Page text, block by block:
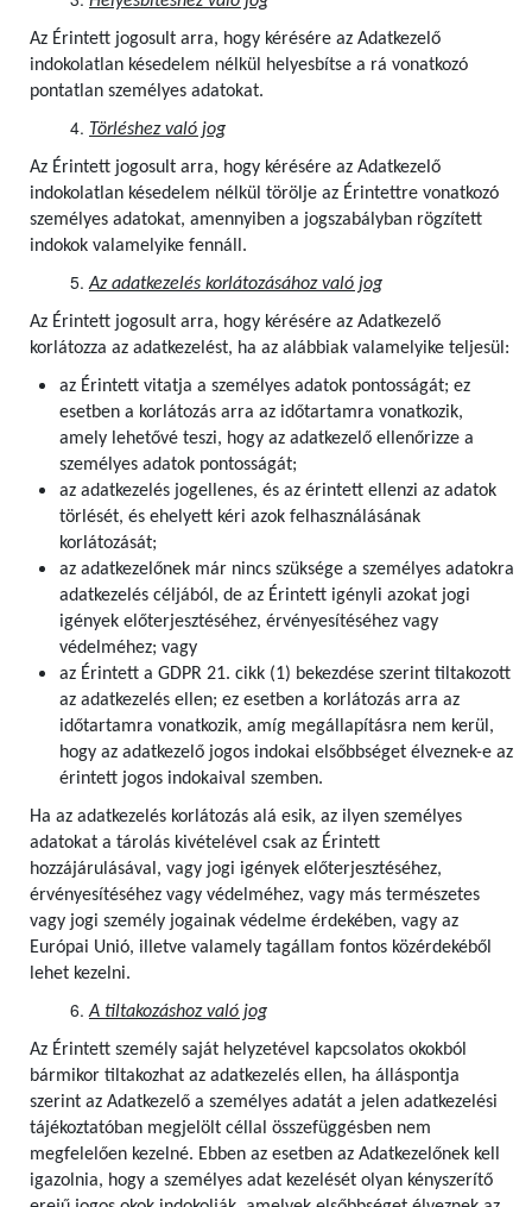
Az Érintett jogosult arra, hogy kérésére az Adatkezelő
indokolatlan késedelem nélkül helyesbítse a rá vonatkozó
pontatlan személyes adatokat.
Törléshez való jog
Az Érintett jogosult arra, hogy kérésére az Adatkezelő
indokolatlan késedelem nélkül törölje az Érintettre vonatkozó
személyes adatokat, amennyiben a jogszabályban rögzített
indokok valamelyike fennáll.
Az adatkezelés korlátozásához való jog
Az Érintett jogosult arra, hogy kérésére az Adatkezelő
korlátozza az adatkezelést, ha az alábbiak valamelyike teljesül:
az Érintett vitatja a személyes adatok pontosságát; ez
esetben a korlátozás arra az időtartamra vonatkozik,
amely lehetővé teszi, hogy az adatkezelő ellenőrizze a
személyes adatok pontosságát;
az adatkezelés jogellenes, és az érintett ellenzi az adatok
törlését, és ehelyett kéri azok felhasználásának
korlátozását;
az adatkezelőnek már nincs szüksége a személyes adatokra
adatkezelés céljából, de az Érintett igényli azokat jogi
igények előterjesztéséhez, érvényesítéséhez vagy
védelméhez; vagy
az Érintett a GDPR 21. cikk (1) bekezdése szerint tiltakozott
az adatkezelés ellen; ez esetben a korlátozás arra az
időtartamra vonatkozik, amíg megállapításra nem kerül,
hogy az adatkezelő jogos indokai elsőbbséget élveznek-e az
érintett jogos indokaival szemben.
Ha az adatkezelés korlátozás alá esik, az ilyen személyes
adatokat a tárolás kivételével csak az Érintett
hozzájárulásával, vagy jogi igények előterjesztéséhez,
érvényesítéséhez vagy védelméhez, vagy más természetes
vagy jogi személy jogainak védelme érdekében, vagy az
Európai Unió, illetve valamely tagállam fontos közérdekéből
lehet kezelni.
A tiltakozáshoz való jog
Az Érintett személy saját helyzetével kapcsolatos okokból
bármikor tiltakozhat az adatkezelés ellen, ha álláspontja
szerint az Adatkezelő a személyes adatát a jelen adatkezelési
tájékoztatóban megjelölt céllal összefüggésben nem
megfelelően kezelné. Ebben az esetben az Adatkezelőnek kell
igazolnia, hogy a személyes adat kezelését olyan kényszerítő